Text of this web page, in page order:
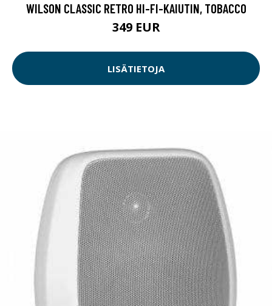
WILSON CLASSIC RETRO HI-FI-KAIUTIN, TOBACCO
349 EUR
LISÄTIETOJA